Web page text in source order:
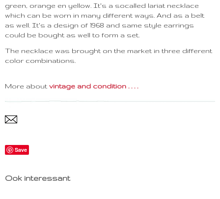
green, orange en yellow. It's a socalled lariat necklace
which can be worn in many different ways. And as a belt
as well. It's a design of 1968 and same style earrings
could be bought as well to form a set.
The necklace was brought on the market in three different
color combinations.
More about vintage and condition . . . .
Save
Ook interessant